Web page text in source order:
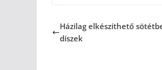
Házilag elkészíthető
díszek